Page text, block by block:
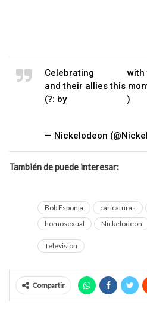
Celebrating
with
and their allies this
(?: by
)
— Nickelodeon
También de puede interesar:
Bob Esponja caricaturas
homosexual
Nickelodeon
Televisión
Compartir